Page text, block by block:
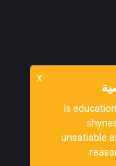
X
Is
unsatiable